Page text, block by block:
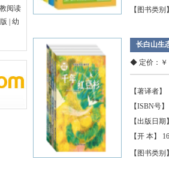
阅读
幼
【图书类
长白山生
◆ 定价：￥
【著译者】
【ISBN号
【出版日期
【开 本】 16
【图书类